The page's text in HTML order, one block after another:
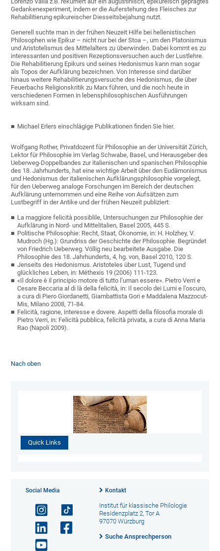
Gedankenexperiment, indem er die Auferstehung des Fleisches zur
Rehabilitierung epikureischer Diesseitsbejahung nutzt.
Generell suchte man in der frühen Neuzeit Hilfe bei hellenistischen
Philosophen wie Epikur – nicht nur bei der Stoa –, um den Platonismus
und Aristotelismus des Mittelalters zu überwinden. Dabei kommt es zu
interessanten und positiven Rezeptionsversuchen auch der Lustlehre.
Die Rehabilitierung Epikurs und seines Hedonismus kann man sogar
als Topos der Aufklärung bezeichnen. Von Interesse sind darüber
hinaus weitere Rehabilitierungsversuche des Hedonismus, die über
Feuerbachs Religionskritik zu Marx führen, und die noch heute in
verschiedenen Formen in lebensphilosophischen Ausführungen
wirksam sind.
Michael Erlers einschlägige Publikationen finden Sie hier.
Wolfgang Rother, Privatdozent für Philosophie an der Universität Zürich,
Lektor für Philosophie im Verlag Schwabe, Basel, und Herausgeber des
Ueberweg-Doppelbandes zur italienischen und spanischen Philosophie
des 18. Jahrhunderts, hat eine wichtige Arbeit über den Eudämonismus
und Hedonismus der italienischen Aufklärungsphilosophie vorgelegt,
für den Ueberweg analoge Forschungen im Bereich der deutschen
Aufklärung unternommen und eine Reihe von Aufsätzen zum
Lustbegriff in der Antike und der frühen Neuzeit publiziert:
La maggiore felicità possiblile, Untersuchungen zur Philosophie der
Aufklärung in Nord- und Mittelitalien, Basel 2005, 445 S.
Politische Philosophie: Recht, Staat, Ökonomie, in: H. Holzhey, V.
Mudroch (Hg.): Grundriss der Geschichte der Philosophie. Begründet
von Friedrich Ueberweg. Völlig neu bearbeitete Ausgabe. Die
Philosophie des 18. Jahrhunderts, 4, hg. von, Basel 2010, 120 S.
Jenseits des Hedonismus. Aristoteles über Lust, Tugend und
glückliches Leben, in: Méthexis 19 (2006) 111-123.
«Il dolore è il principio motore di tutto l’uman essere». Pietro Verri e
Cesare Beccaria al di là della felicità, in: Il secolo dei Lumi e l’oscuro,
a cura di Piero Giordanetti, Giambattista Gori e Maddalena Mazzocut-
Mis, Milano 2008, 71-84.
Felicità, ragione, interesse e dovere. Aspetti della filosofia morale di
Pietro Verri, in: Felicità pubblica, felicità privata, a cura di Anna Maria
Rao (Napoli 2009).
Nach oben
Quick Links
Social Media Kontakt
Institut für klassische Philologie
Residenzplatz 2, Tor A
97070 Würzburg
Suche Ansprechperson